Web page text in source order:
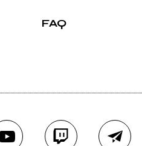
FAQ